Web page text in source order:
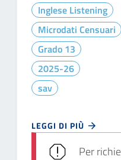
Inglese Listening
Microdati Censuari
Grado 13
2025-26
sav
LEGGI DI PIÙ
Per